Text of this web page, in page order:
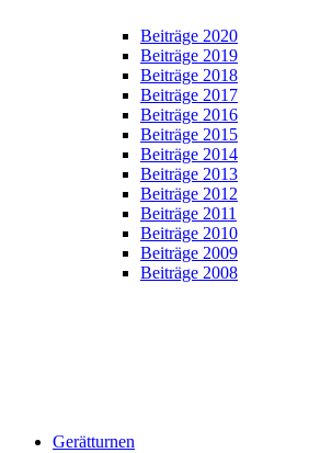
Beiträge 2020
Beiträge 2019
Beiträge 2018
Beiträge 2017
Beiträge 2016
Beiträge 2015
Beiträge 2014
Beiträge 2013
Beiträge 2012
Beiträge 2011
Beiträge 2010
Beiträge 2009
Beiträge 2008
Gerätturnen